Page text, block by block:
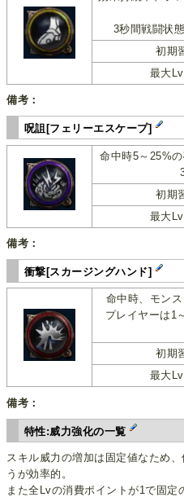
3秒間戦闘状
初期
最大
備考：
呪詛[フェリーエスケープ]
命中時5～25%
初期
最大
備考：
衝撃[スカージングハンド]
命中時、モン
プレイヤーは1
初期
最大
備考：
特性:威力強化の一覧
スキル威力の増加は固定値なため
うが効率的。
また全Lvの消費ポイントが1で固定